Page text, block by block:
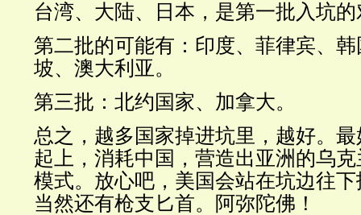
台湾、大陆、日本，是第一批入坑
第二批的可能有：印度、菲律宾、
坡、澳大利亚。
第三批：北约国家、加拿大。
总之，越多国家掉进坑里，越好。
起上，消耗中国，营造出亚洲的乌
模式。放心吧，美国会站在坑边往
当然还有枪支匕首。
阿弥陀佛！